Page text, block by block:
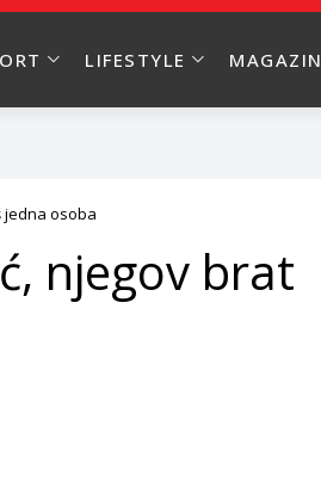
LIFESTYLE MAGAZIN
jedna osoba
njegov brat